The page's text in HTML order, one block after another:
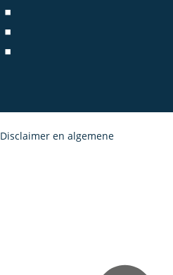
Disclaimer en algemene